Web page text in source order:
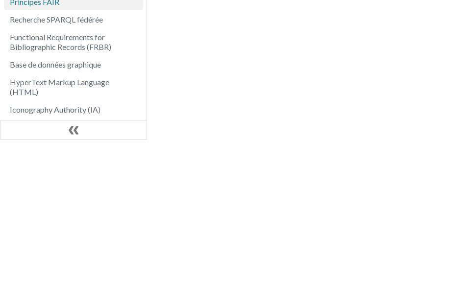
Recherche SPARQL fédérée
Functional Requirements for
Bibliographic Records (FRBR)
Base de données graphique
HyperText Markup Language
(HTML)
Iconography Authority (IA)